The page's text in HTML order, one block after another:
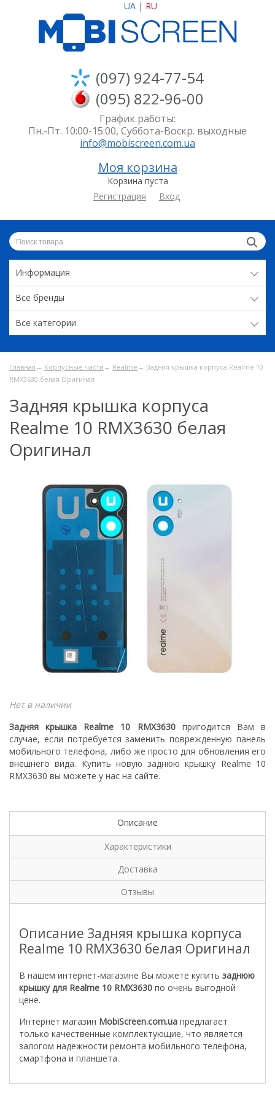
UA | RU
(097) 924-77-54
(095) 822-96-00
График работы:
Пн.-Пт. 10:00-15:00, Суббота-Воскр. выходные
info@mobiscreen.com.ua
Моя корзина
Корзина пуста
Регистрация
Вход
Информация
Все бренды
Все категории
Главная → Корпусные части → Realme → Задняя крышка корпуса Realme 10
RMX3630 белая Оригинал
Задняя крышка корпуса
Realme 10 RMX3630 белая
Оригинал
Нет в наличии
Задняя крышка Realme 10 RMX3630пригодится Вам в
случае, если потребуется заменить поврежденную панель
мобильного телефона, либо же просто для обновления его
внешнего вида. Купить новую заднюю крышку Realme 10
RMX3630 вы можете у нас на сайте.
Описание
Характеристики
Доставка
Отзывы
Описание Задняя крышка корпуса
Realme 10 RMX3630 белая Оригинал
В нашем интернет-магазине Вы можете купить заднюю
крышку для Realme 10 RMX3630 по очень выгодной
цене.
Интернет магазин MobiScreen.com.ua предлагает
только качественные комплектующие, что является
залогом надежности ремонта мобильного телефона,
смартфона и планшета.